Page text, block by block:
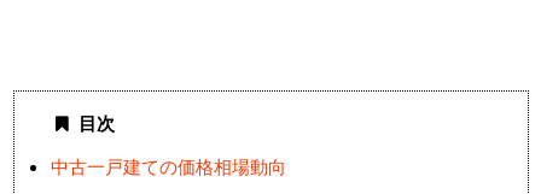
目次
中古一戸建ての価格相場動向